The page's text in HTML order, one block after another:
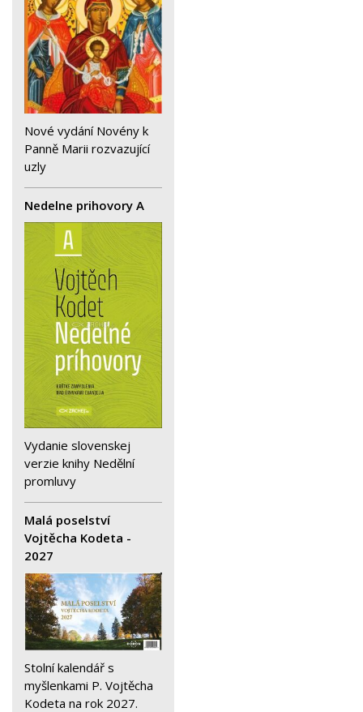
Nové vydání Novény k
Panně Marii rozvazující
uzly
Nedelne prihovory A
Vydanie slovenskej
verzie knihy Nedělní
promluvy
Malá poselství
Vojtěcha Kodeta -
2027
Stolní kalendář s
myšlenkami P. Vojtěcha
Kodeta na rok 2027.